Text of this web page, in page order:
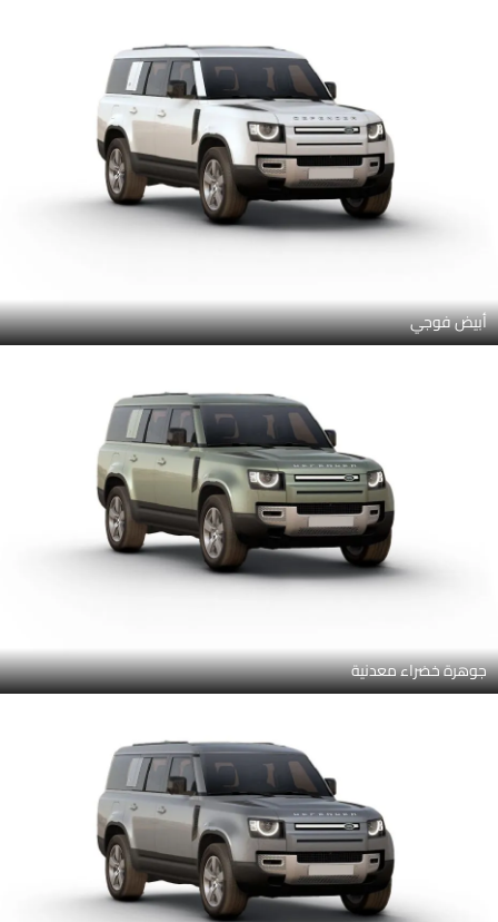
أبيض فوجي
جوهرة خضراء معدنية